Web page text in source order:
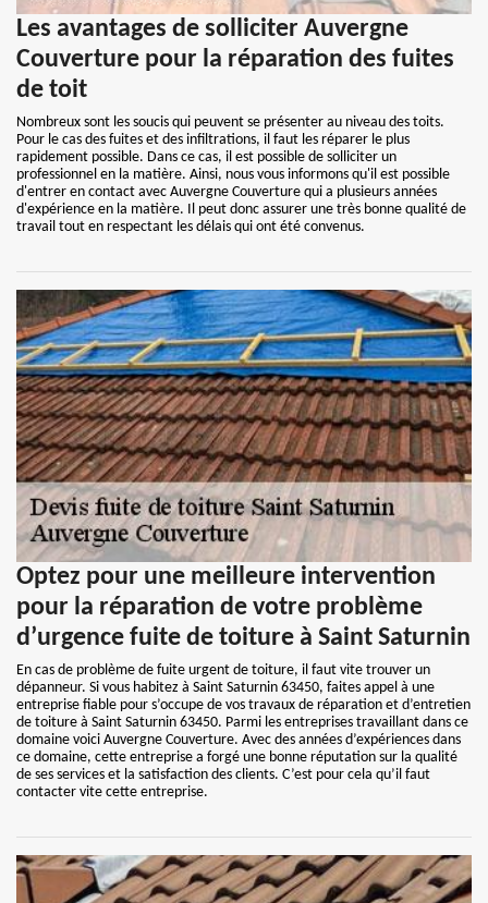
Les avantages de solliciter Auvergne
Couverture pour la réparation des fuites
de toit
Nombreux sont les soucis qui peuvent se présenter au niveau des toits.
Pour le cas des fuites et des infiltrations, il faut les réparer le plus
rapidement possible. Dans ce cas, il est possible de solliciter un
professionnel en la matière. Ainsi, nous vous informons qu'il est possible
d'entrer en contact avec Auvergne Couverture qui a plusieurs années
d'expérience en la matière. Il peut donc assurer une très bonne qualité de
travail tout en respectant les délais qui ont été convenus.
Optez pour une meilleure intervention
pour la réparation de votre problème
d’urgence fuite de toiture à Saint Saturnin
En cas de problème de fuite urgent de toiture, il faut vite trouver un
dépanneur. Si vous habitez à Saint Saturnin 63450, faites appel à une
entreprise fiable pour s’occupe de vos travaux de réparation et d’entretien
de toiture à Saint Saturnin 63450. Parmi les entreprises travaillant dans ce
domaine voici Auvergne Couverture. Avec des années d’expériences dans
ce domaine, cette entreprise a forgé une bonne réputation sur la qualité
de ses services et la satisfaction des clients. C’est pour cela qu’il faut
contacter vite cette entreprise.